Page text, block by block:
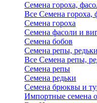
Семена гороха,
Все Семена гороха,
Семена гороха
Семена фасоли и
Семена бобов
Семена репы,
Все Семена репы,
Семена репы
Семена редьки
Семена брюквы и
Импортные семена